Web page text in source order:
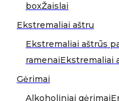
boxŽaislai
Ekstremaliai aštru
Ekstremaliai aštrūs
ramenaiEkstremaliai
Gėrimai
Alkoholiniai gėrimai